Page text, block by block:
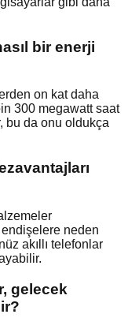
bir enerji
on kat daha
300 megawatt saat
bu da onu oldukça
neden
akıllı telefonlar
gelecek